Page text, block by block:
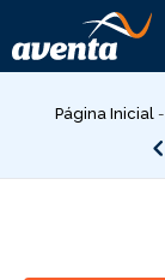
para
o
conteúdoPágina Inicial-